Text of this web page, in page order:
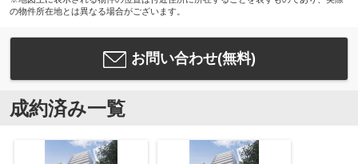
の物件所在地とは異なる場合がございます。
お問い合わせ(無料)
成約済み一覧